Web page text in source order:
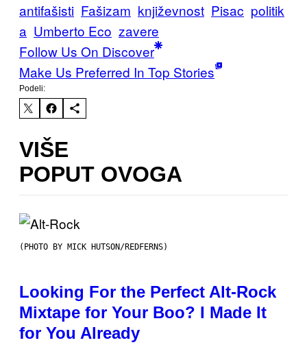
antifašisti Fašizam književnost Pisac politik
a Umberto Eco zavere
Follow Us On Discover
Make Us Preferred In Top Stories
Podeli:
VIŠE
POPUT OVOGA
(PHOTO BY MICK HUTSON/REDFERNS)
Looking For the Perfect Alt-Rock
Mixtape for Your Boo? I Made It
for You Already